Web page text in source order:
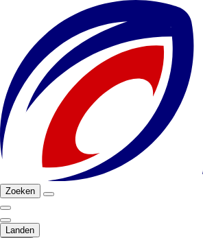
Zoeken
Landen